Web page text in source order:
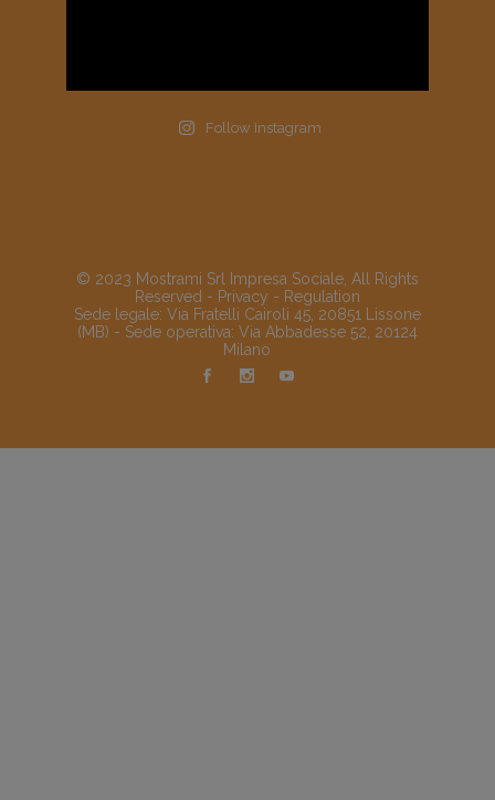
Follow Instagram
© 2023 Mostrami Srl Impresa Sociale, All Rights
Reserved - Privacy - Regulation
Sede legale: Via Fratelli Cairoli 45, 20851 Lissone
(MB) - Sede operativa: Via Abbadesse 52, 20124
Milano